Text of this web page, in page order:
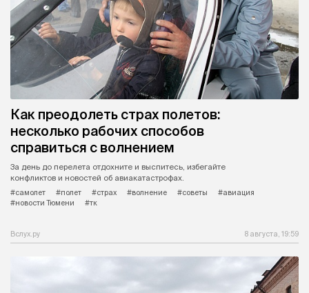
Как преодолеть страх полетов:
несколько рабочих способов
справиться с волнением
За день до перелета отдохните и выспитесь, избегайте
конфликтов и новостей об авиакатастрофах.
#самолет
#полет #страх #волнение #советы
#авиация
#новости Тюмени
#тк
Вслух.ру 8 августа, 19:59